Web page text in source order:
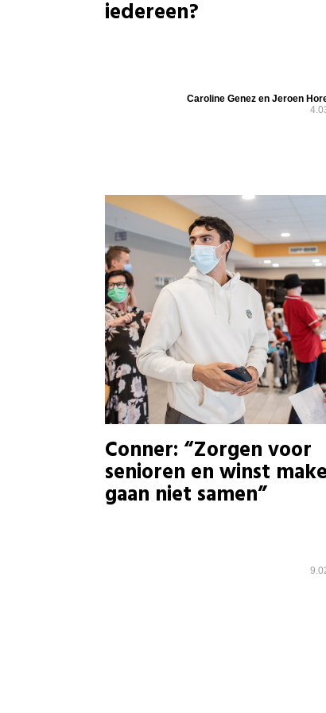
iedereen?
Caroline Genez en Jeroen
Conner: “Zorgen voor
senioren en winst
gaan niet samen”